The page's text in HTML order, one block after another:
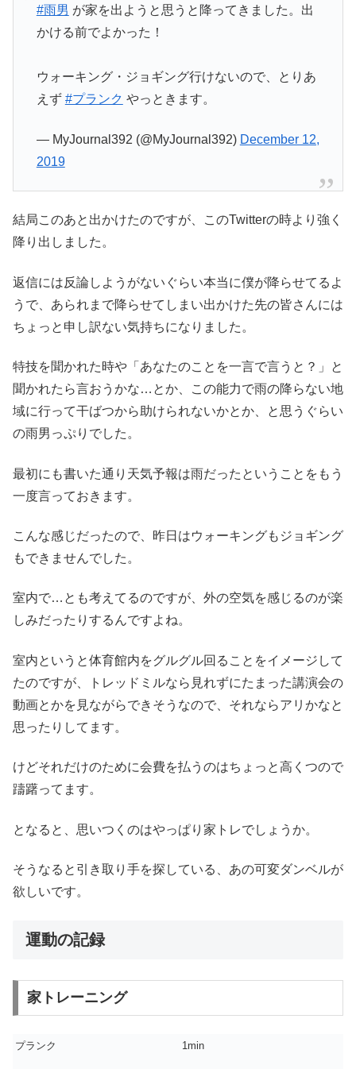
#雨男 が家を出ようと思うと降ってきました。出
かける前でよかった！
ウォーキング・ジョギング行けないので、とりあ
えず #プランク やっときます。
— MyJournal392 (@MyJournal392) December 12,
2019
結局このあと出かけたのですが、このTwitterの時より強く
降り出しました。
返信には反論しようがないぐらい本当に僕が降らせてるよ
うで、あられまで降らせてしまい出かけた先の皆さんには
ちょっと申し訳ない気持ちになりました。
特技を聞かれた時や「あなたのことを一言で言うと？」と
聞かれたら言おうかな…とか、この能力で雨の降らない地
域に行って干ばつから助けられないかとか、と思うぐらい
の雨男っぷりでした。
最初にも書いた通り天気予報は雨だったということをもう
一度言っておきます。
こんな感じだったので、昨日はウォーキングもジョギング
もできませんでした。
室内で…とも考えてるのですが、外の空気を感じるのが楽
しみだったりするんですよね。
室内というと体育館内をグルグル回ることをイメージして
たのですが、トレッドミルなら見れずにたまった講演会の
動画とかを見ながらできそうなので、それならアリかなと
思ったりしてます。
けどそれだけのために会費を払うのはちょっと高くつので
躊躇ってます。
となると、思いつくのはやっぱり家トレでしょうか。
そうなると引き取り手を探している、あの可変ダンベルが
欲しいです。
運動の記録
家トレーニング
プランク 1min